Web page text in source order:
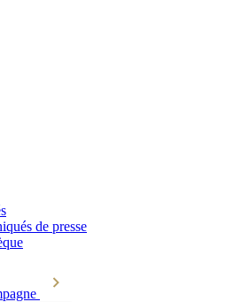
de presse